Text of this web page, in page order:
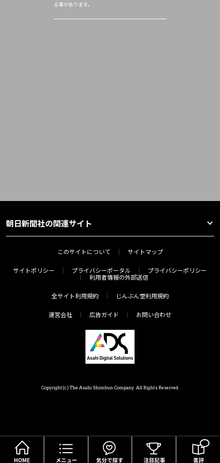
る事があります。
朝日新聞社の関連サイト
このサイトについて サイトマップ
サイトポリシー プライバシーポータル
プライバシーポリシー
利用者情報の外部送信
全サイト利用規約 じんぶん堂利用規約
運営会社 広告ガイド お問い合わせ
Copyright(c) The Asahi Shimbun Company. All Rights Reserved.